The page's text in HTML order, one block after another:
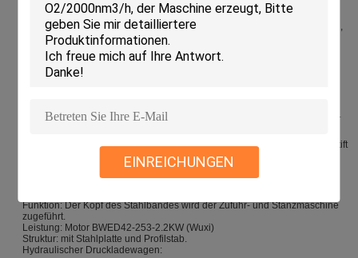
EINREICHUNGEN
inneres Rollengestell (Material 9cr2mo, Durchmesser 50mm,
Oberflächenbehandlung mit Feuer, Stärke HRC56 ° ～ 58 °, Feinschleifen,
verchromt und poliert)
Aufbau der Abflachmaschine: Motor (37 kW, Gleichstromgeschwindigkeit
einstellbar), Getriebegehäuse, JZQ500-Reduzierer, Universalkupplung
SWC80-510 und Motorsockel.
4.1Die Hauptfunktion ist die Verringerung der Belastung des Hauptlagers.
4.2 Es besteht aus Zahnstange, Ölzylinder, Stütze, Schwenkarm, Wellenstift
hydraulisches automatisches Pressen und Zuführen, Sucher- und
Funktion: Der Kopf des Stahlbandes wird der Zuführ- und Stanzmaschine
zugeführt.
Leistung: Motor BWED42-253-2.2KW (Wuxi)
Struktur: mit Stahlplatte und Profilstab.
Hydraulischer Druckladewagen: